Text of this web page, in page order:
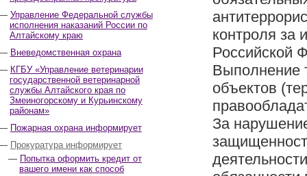
Управление Федеральной службы
исполнения наказаний России по
Алтайскому краю
Вневедомственная охрана
КГБУ «Управление ветеринарии
государственной ветеринарной
службы Алтайского края по
Змеиногорскому и Курьинскому
районам»
Пожарная охрана информирует
Прокуратура информирует
Попытка оформить кредит от
вашего имени как способ
контроля за
Российской
Выполнение
объектов
За